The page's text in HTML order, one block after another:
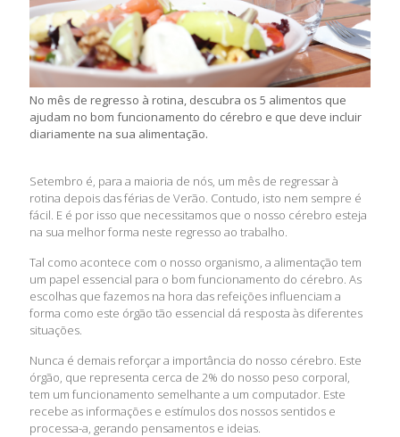
No mês de regresso à rotina, descubra os 5 alimentos que
ajudam no bom funcionamento do cérebro e que deve incluir
diariamente na sua alimentação.
Setembro é, para a maioria de nós, um mês de regressar à
rotina depois das férias de Verão. Contudo, isto nem sempre é
fácil. E é por isso que necessitamos que o nosso cérebro esteja
na sua melhor forma neste regresso ao trabalho.
Tal como acontece com o nosso organismo, a alimentação tem
um papel essencial para o bom funcionamento do cérebro. As
escolhas que fazemos na hora das refeições influenciam a
forma como este órgão tão essencial dá resposta às diferentes
situações.
Nunca é demais reforçar a importância do nosso cérebro. Este
órgão, que representa cerca de 2% do nosso peso corporal,
tem um funcionamento semelhante a um computador. Este
recebe as informações e estímulos dos nossos sentidos e
processa-a, gerando pensamentos e ideias.